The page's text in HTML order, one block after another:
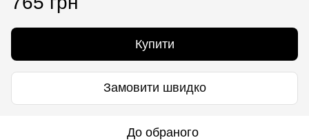
Купити
Замовити швидко
До обраного